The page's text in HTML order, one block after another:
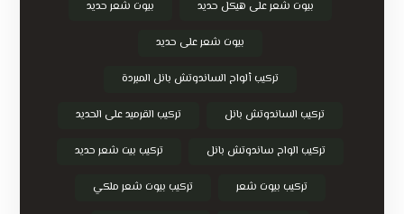
بيوت شعر على هيكل حديد بيوت شعر حديد
بيوت شعر على حديد
تركيب ألواح الساندوتش بانل المبردة
تركيب الساندوتش بانل تركيب القرميد على الحديد
تركيب الواح ساندوتش بانل تركيب بيت شعر حديد
تركيب بيوت شعر تركيب بيوت شعر ملكي